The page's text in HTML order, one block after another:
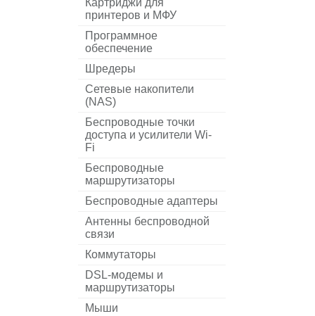
Картриджи для
принтеров и МФУ
Программное
обеспечение
Шредеры
Сетевые накопители
(NAS)
Беспроводные точки
доступа и усилители Wi-
Fi
Беспроводные
маршрутизаторы
Беспроводные адаптеры
Антенны беспроводной
связи
Коммутаторы
DSL-модемы и
маршрутизаторы
Мыши